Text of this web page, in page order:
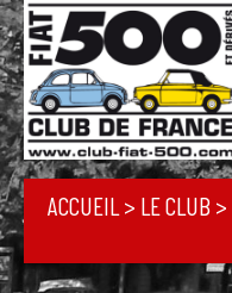
ACCUEIL > LE CLUB >